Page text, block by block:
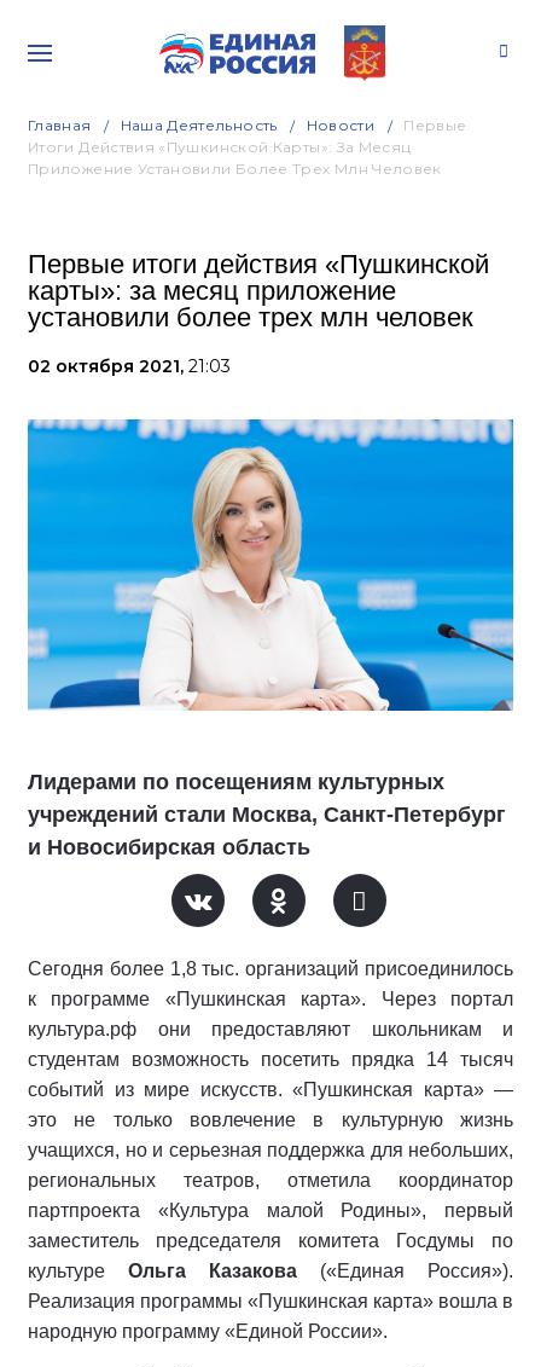
Главная Наша Деятельность Новости
Первые
Итоги Действия «Пушкинской Карты»: За Месяц
Приложение Установили Более Трех Млн Человек
Первые итоги действия «Пушкинской
карты»: за месяц приложение
установили более трех млн человек
02 октября 2021, 21:03
Лидерами по посещениям культурных
учреждений стали Москва, Санкт-Петербург
и Новосибирская область
Сегодня более 1,8 тыс. организаций присоединилось
к программе «Пушкинская карта». Через портал
культура.рф они предоставляют школьникам и
студентам возможность посетить прядка 14 тысяч
событий из мире искусств. «Пушкинская карта» —
это не только вовлечение в культурную жизнь
учащихся, но и серьезная поддержка для небольших,
региональных театров, отметила координатор
партпроекта «Культура малой Родины», первый
заместитель председателя комитета Госдумы по
культуре Ольга Казакова («Единая Россия»).
Реализация программы «Пушкинская карта» вошла в
народную программу «Единой России».